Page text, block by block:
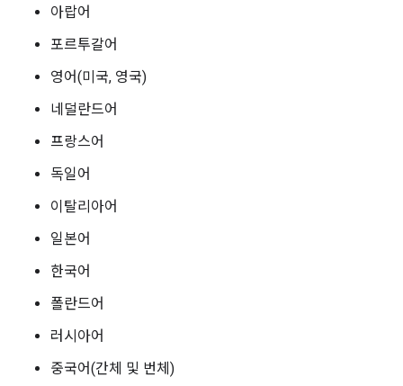
아랍어
포르투갈어
영어(미국, 영국)
네덜란드어
프랑스어
독일어
이탈리아어
일본어
한국어
폴란드어
러시아어
중국어(간체 및 번체)